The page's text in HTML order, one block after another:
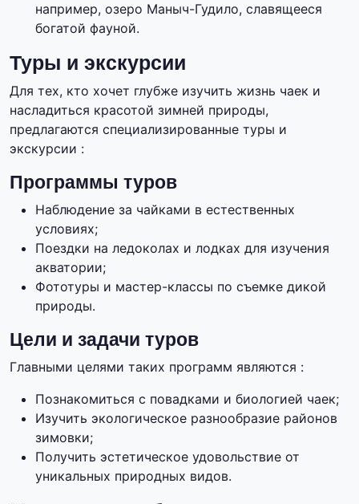
например, озеро Маныч-Гудило, славящееся
богатой фауной.
Туры и экскурсии
Для тех, кто хочет глубже изучить жизнь чаек и
насладиться красотой зимней природы,
предлагаются специализированные туры и
экскурсии :
Программы туров
Наблюдение за чайками в естественных
условиях;
Поездки на ледоколах и лодках для изучения
акватории;
Фототуры и мастер-классы по съемке дикой
природы.
Цели и задачи туров
Главными целями таких программ являются :
Познакомиться с повадками и биологией чаек;
Изучить экологическое разнообразие районов
зимовки;
Получить эстетическое удовольствие от
уникальных природных видов.